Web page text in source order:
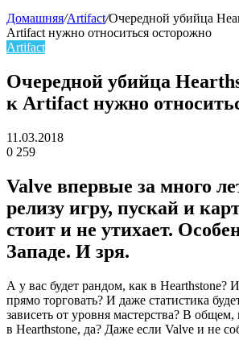
skin
Домашняя/Artifact/Очередной убийца
Artifact нужно относиться осторожно
Artifact
Очередной убийца
к Artifact нужно
11.03.2018
0 259
Valve впервые за много
релизу игру, пускай и
стоит и не утихает.
Западе. И зря.
А у вас будет рандом, как в Hearthstone?
прямо торговать? И даже статистика
зависеть от уровня мастерства? В общем,
в Hearthstone, да? Даже если Valve и не